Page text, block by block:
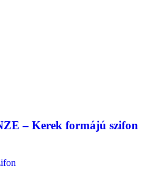
– Kerek formájú szifon